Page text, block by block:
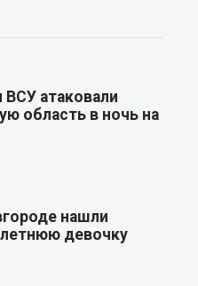
ВСУ атаковали
область в ночь на
нашли
девочку